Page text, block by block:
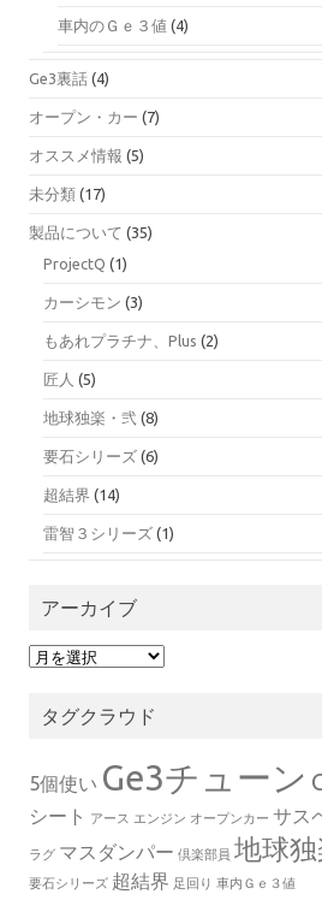
車内のＧｅ３値 (4)
Ge3裏話 (4)
オープン・カー (7)
オススメ情報 (5)
未分類 (17)
製品について (35)
ProjectQ (1)
カーシモン (3)
もあれプラチナ、Plus (2)
匠人 (5)
地球独楽・弐 (8)
要石シリーズ (6)
超結界 (14)
雷智３シリーズ (1)
アーカイブ
ア
イタグクラウド
5個使い Ge3チューン
シート
アース エンジン オープンカー サス
ラグ マスダンパー 倶楽部員 地球
要石シリーズ 超結界 足回り 車内Ｇｅ３値